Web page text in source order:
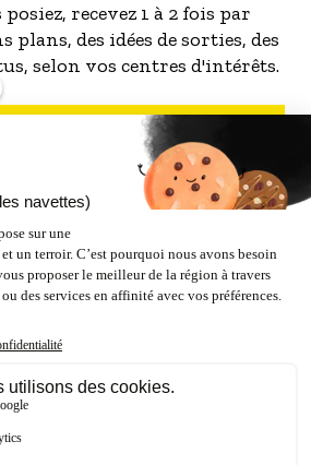
recevez 1 à 2 fois par
plans, des idées de sorties, des
selon vos centres d'intérêts.
À LA NEWSLETTER
/ PRESSE